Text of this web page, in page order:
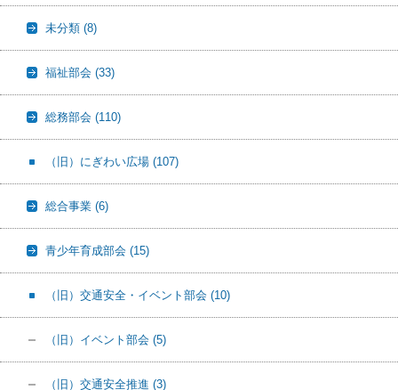
未分類 (8)
福祉部会 (33)
総務部会 (110)
（旧）にぎわい広場 (107)
総合事業 (6)
青少年育成部会 (15)
（旧）交通安全・イベント部会 (10)
（旧）イベント部会 (5)
（旧）交通安全推進 (3)